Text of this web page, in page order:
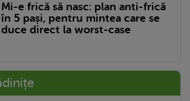
Mi-e frică să nasc: plan anti-frică
în 5 pași, pentru mintea care se
duce direct la worst-case